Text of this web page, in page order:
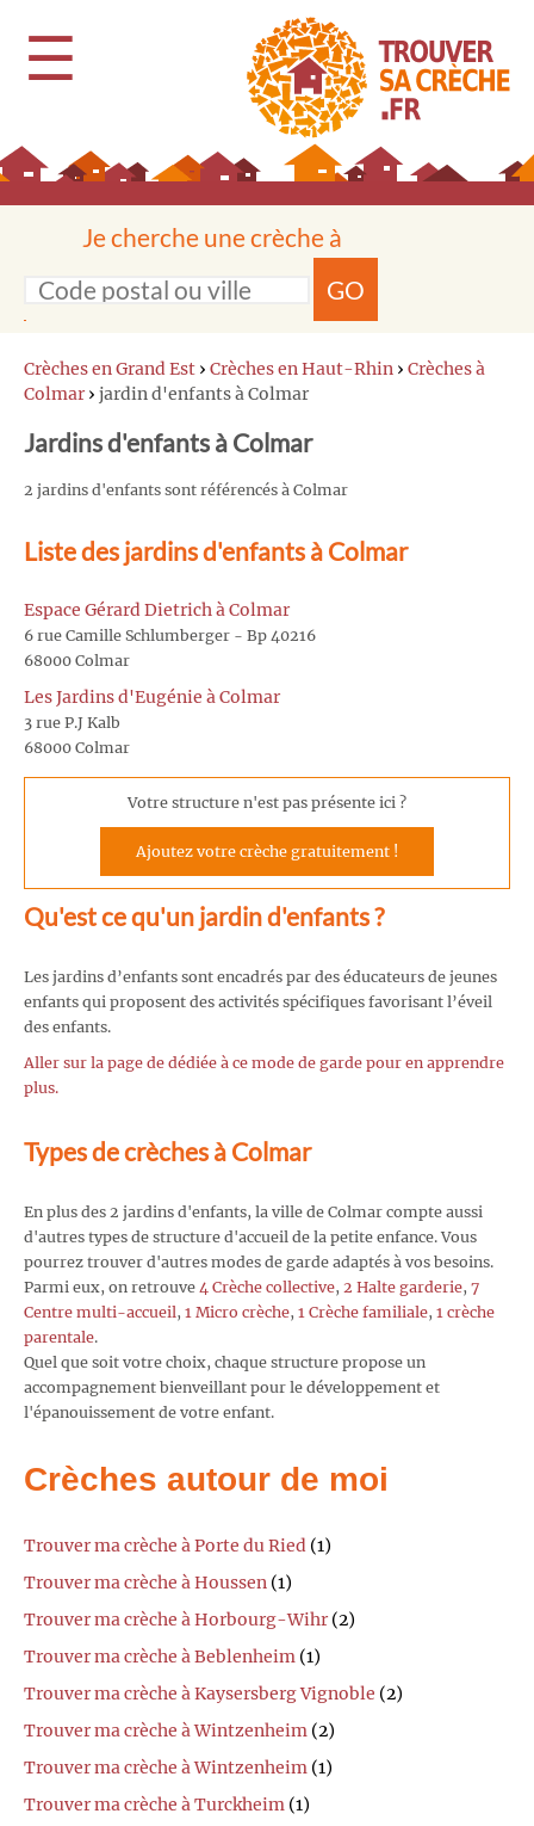
☰
Je cherche une crèche à
GO
Crèches en Grand Est › Crèches en Haut-Rhin › Crèches à
Colmar › jardin d'enfants à Colmar
Jardins d'enfants à Colmar
2 jardins d'enfants sont référencés à Colmar
Liste des jardins d'enfants à Colmar
Espace Gérard Dietrich à Colmar
6 rue Camille Schlumberger - Bp 40216
68000 Colmar
Les Jardins d'Eugénie à Colmar
3 rue P.J Kalb
68000 Colmar
Votre structure n'est pas présente ici ?
Ajoutez votre crèche gratuitement !
Qu'est ce qu'un jardin d'enfants ?
Les jardins d’enfants sont encadrés par des éducateurs de jeunes
enfants qui proposent des activités spécifiques favorisant l’éveil
des enfants.
Aller sur la page de dédiée à ce mode de garde pour en apprendre
plus.
Types de crèches à Colmar
En plus des 2 jardins d'enfants, la ville de Colmar compte aussi
d'autres types de structure d'accueil de la petite enfance. Vous
pourrez trouver d'autres modes de garde adaptés à vos besoins.
Parmi eux, on retrouve 4 Crèche collective, 2 Halte garderie, 7
Centre multi-accueil, 1 Micro crèche, 1 Crèche familiale, 1 crèche
parentale.
Quel que soit votre choix, chaque structure propose un
accompagnement bienveillant pour le développement et
l'épanouissement de votre enfant.
Crèches autour de moi
Trouver ma crèche à Porte du Ried (1)
Trouver ma crèche à Houssen (1)
Trouver ma crèche à Horbourg-Wihr (2)
Trouver ma crèche à Beblenheim (1)
Trouver ma crèche à Kaysersberg Vignoble (2)
Trouver ma crèche à Wintzenheim (2)
Trouver ma crèche à Wintzenheim (1)
Trouver ma crèche à Turckheim (1)